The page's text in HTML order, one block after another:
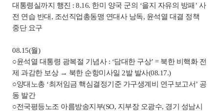
대통령실까지 행진 : 8.16. 한미 양국 군의 ‘을지 자유의 방패’ 사
전 연습 반대, 조선직업총동맹 연대사 낭독, 윤석열 대결 정책
중단 요구
08.15(월)
○윤석열 대통령 광복절 기념사 : ‘담대한 구상’ = 북한 비핵화 전
제 과감한 보상 → 북한 순항미사일 2발 발사(08.17.)
○양대노총 ‘최저임금 핵심결정기준 가구생계비 연구보고서’ 공
동 발간
○전국평등노조 아름방송지부(SO, 지부장 오광수, 경기 성남시